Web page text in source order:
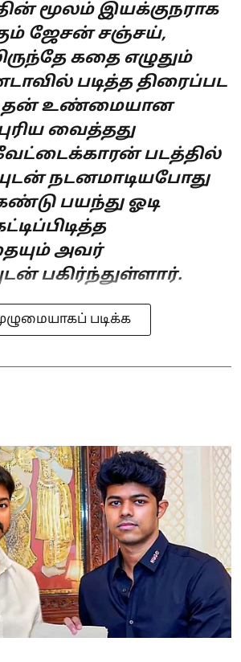
மூலம் இயக்குநராக
ஜேசன் சஞ்சய்,
கதை எழுதும்
படித்த திரைப்பட
தன் உண்மையான
வைத்தது
படத்தில்
நடனமாடியபோது
பயந்து ஓடி
அவர்
பகிர்ந்துள்ளார்.
படிக்க